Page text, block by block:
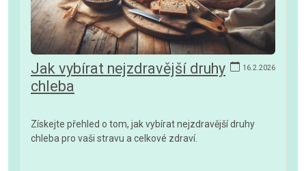
16.2.2026
Jak vybírat nejzdravější druhy
chleba
Získejte přehled o tom, jak vybírat nejzdravější druhy
chleba pro vaši stravu a celkové zdraví.